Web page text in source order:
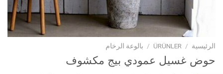
الرئيسية /
ÜRÜNLER
/ بالوعة الرخام
حوض غسيل عمودي بيج مكشوف